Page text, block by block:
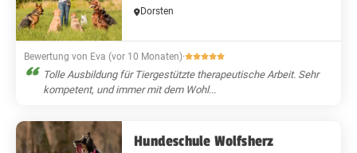
Dorsten
Bewertung von Eva (vor 10 Monaten)·
Tolle Ausbildung für Tiergestützte therapeutische Arbeit. Sehr
kompetent, und immer mit dem Wohl...
Hundeschule Wolfsherz